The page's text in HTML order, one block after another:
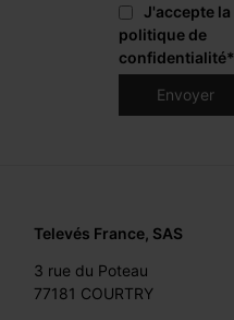
J'accepte la
politique de
confidentialité*
Televés France, SAS
3 rue du Poteau
77181 COURTRY